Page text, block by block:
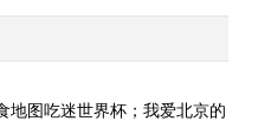
地图吃迷世界杯；我爱北京的